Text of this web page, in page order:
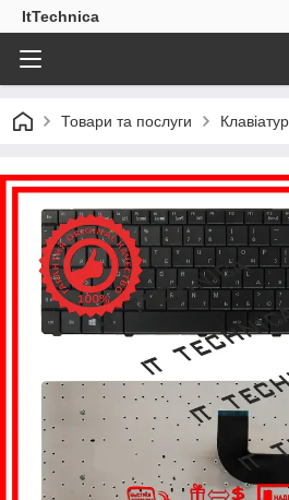
ItTechnica
Товари та послуги